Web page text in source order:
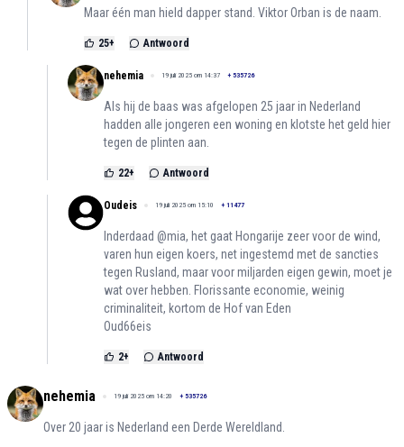
Maar één man hield dapper stand. Viktor Orban is de naam.
25+ Antwoord
nehemia 19 juli 2025 om 14:37 + 535726
Als hij de baas was afgelopen 25 jaar in Nederland
hadden alle jongeren een woning en klotste het geld hier
tegen de plinten aan.
22+ Antwoord
Oudeis 19 juli 2025 om 15:10 + 11477
Inderdaad @mia, het gaat Hongarije zeer voor de wind,
varen hun eigen koers, net ingestemd met de sancties
tegen Rusland, maar voor miljarden eigen gewin, moet je
wat over hebben. Florissante economie, weinig
criminaliteit, kortom de Hof van Eden
Oud66eis
2+ Antwoord
nehemia 19 juli 2025 om 14:20 + 535726
Over 20 jaar is Nederland een Derde Wereldland.